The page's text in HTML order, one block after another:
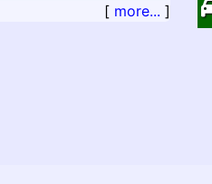
[ more... ]